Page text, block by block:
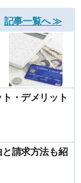
記事一覧へ ≫
・デメリット
請求方法も紹